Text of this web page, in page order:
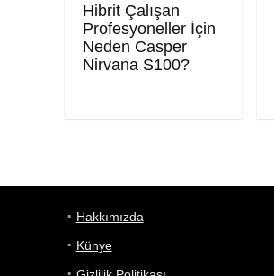
Hibrit Çalışan
Profesyoneller İçin
Neden Casper
Nirvana S100?
Hakkımızda
Künye